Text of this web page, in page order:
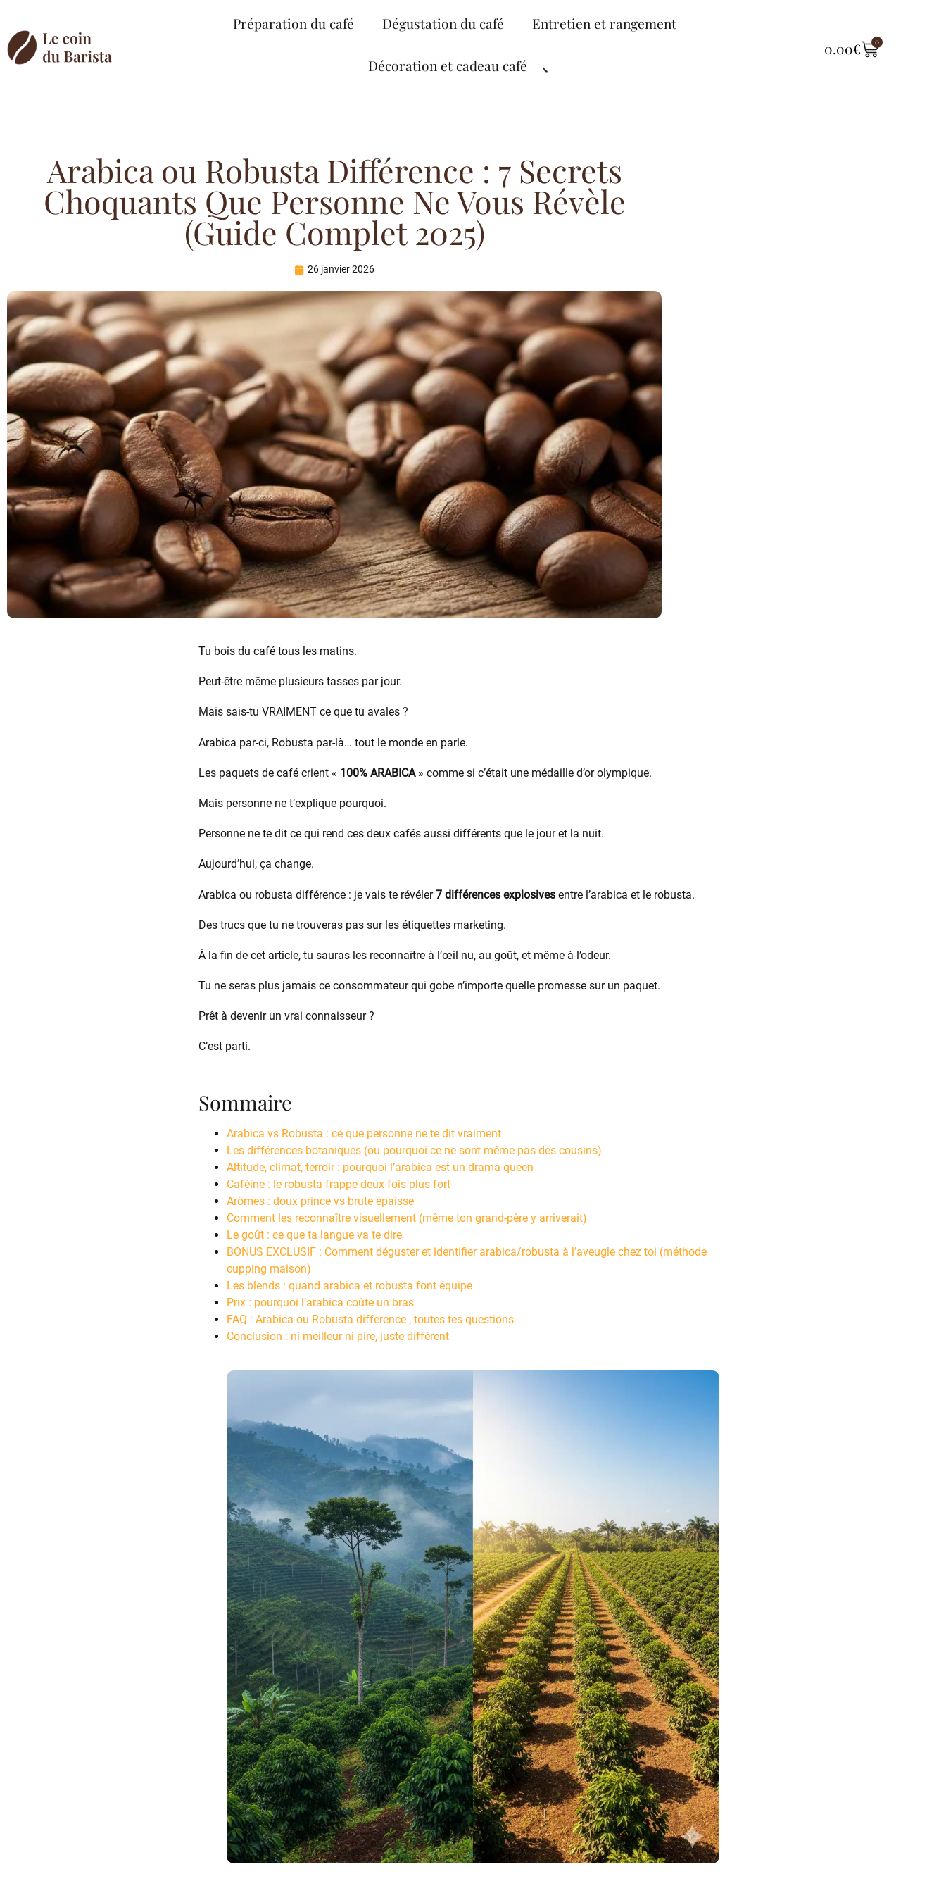
Préparation du café Dégustation du café Entretien et rangement
Décoration et cadeau café
0.00€ 0
Arabica ou Robusta Différence : 7 Secrets
Choquants Que Personne Ne Vous Révèle
(Guide Complet 2025)
26 janvier 2026
Tu bois du café tous les matins.
Peut-être même plusieurs tasses par jour.
Mais sais-tu VRAIMENT ce que tu avales ?
Arabica par-ci, Robusta par-là… tout le monde en parle.
Les paquets de café crient « 100% ARABICA» comme si c’était une médaille d’or olympique.
Mais personne ne t’explique pourquoi.
Personne ne te dit ce qui rend ces deux cafés aussi différents que le jour et la nuit.
Aujourd’hui, ça change.
Arabica ou robusta différence : je vais te révéler7 différences explosives entre l’arabica et le robusta.
Des trucs que tu ne trouveras pas sur les étiquettes marketing.
À la fin de cet article, tu sauras les reconnaître à l’œil nu, au goût, et même à l’odeur.
Tu ne seras plus jamais ce consommateur qui gobe n’importe quelle promesse sur un paquet.
Prêt à devenir un vrai connaisseur ?
C’est parti.
Sommaire
Arabica vs Robusta : ce que personne ne te dit vraiment
Les différences botaniques (ou pourquoi ce ne sont même pas des cousins)
Altitude, climat, terroir : pourquoi l’arabica est un drama queen
Caféine : le robusta frappe deux fois plus fort
Arômes : doux prince vs brute épaisse
Comment les reconnaître visuellement (même ton grand-père y arriverait)
Le goût : ce que ta langue va te dire
BONUS EXCLUSIF : Comment déguster et identifier arabica/robusta à l’aveugle chez toi (méthode
cupping maison)
Les blends : quand arabica et robusta font équipe
Prix : pourquoi l’arabica coûte un bras
FAQ : Arabica ou Robusta difference , toutes tes questions
Conclusion : ni meilleur ni pire, juste différent